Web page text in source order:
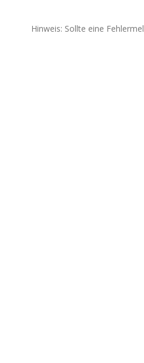
Hinweis: Sollte eine